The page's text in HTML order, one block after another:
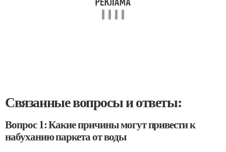
Связанные вопросы и ответы:
Вопрос 1: Какие причины могут привести к
набуханию паркета от воды